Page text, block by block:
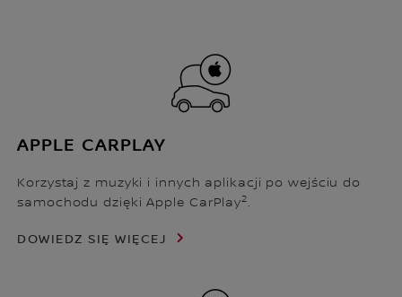
APPLE CARPLAY
Korzystaj z muzyki i innych aplikacji po wejściu do
samochodu dzięki Apple CarPlay2.
DOWIEDZ SIĘ WIĘCEJ